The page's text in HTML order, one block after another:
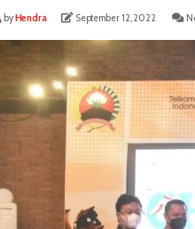
byHendra September 12, 2022